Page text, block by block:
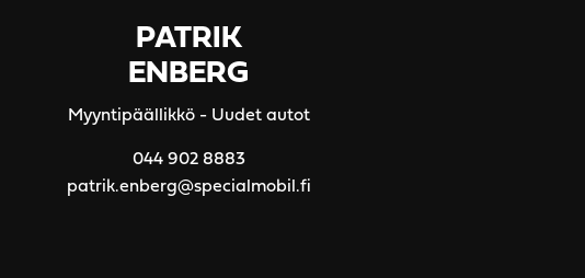
PATRIK
ENBERG
Myyntipäällikkö - Uudet autot
044 902 8883
patrik.enberg@specialmobil.fi